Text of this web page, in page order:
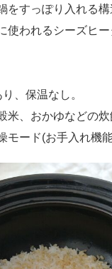
をすっぽり入れる構
使われるシーズヒー
、保温なし。
米、おかゆなどの炊
モード(お手入れ機能